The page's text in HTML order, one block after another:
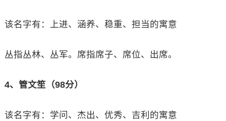
该名字有：上进、涵养、稳重、担当的寓意
丛指丛林、丛军。席指席子、席位、出席。
4、管文笙（98分）
该名字有：学问、杰出、优秀、吉利的寓意